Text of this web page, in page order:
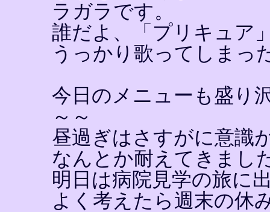
ラガラです。
誰だよ、「プリキュア
うっかり歌ってしまっ
今日のメニューも盛り
～～
昼過ぎはさすがに意識
なんとか耐えてきまし
明日は病院見学の旅に
よく考えたら週末の休